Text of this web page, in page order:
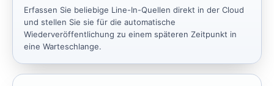
Erfassen Sie beliebige Line-In-Quellen direkt in der Cloud
und stellen Sie sie für die automatische
Wiederveröffentlichung zu einem späteren Zeitpunkt in
eine Warteschlange.